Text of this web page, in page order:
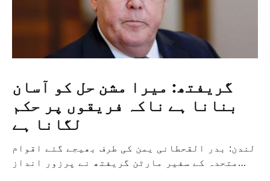
گریفتھ: میرا مشن حل کو آسان
بنانا ہے ناکہ فریقوں پر حکم
لگانا ہے
لندن: بدر القحطانی یمن کی طرف بھیجے گئے اقوام
متحدہ کے سفیر مارٹن گریفتھ نے پرزور انداز